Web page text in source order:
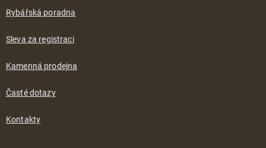
Rybářská poradna
Sleva za registraci
Kamenná prodejna
Časté dotazy
Kontakty